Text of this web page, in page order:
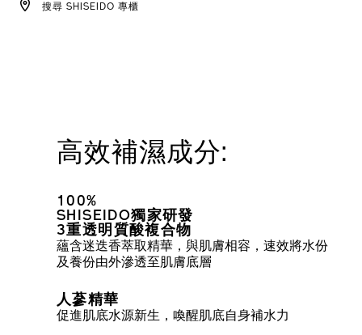
OPTIONS
搜尋 SHISEIDO 專櫃
高效補濕成分:
100%
SHISEIDO獨家研發
3重透明質酸複合物
蘊含迷迭香萃取精華，與肌膚相容，速效將水份
及養份由外滲透至肌膚底層
人蔘精華
促進肌底水源新生，喚醒肌底自身補水力